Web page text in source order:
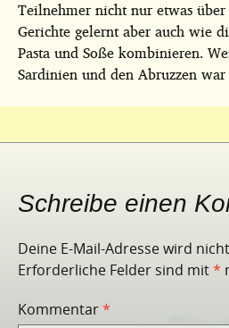
Teilnehmer nicht nur etwas
Gerichte gelernt aber auch wie
Pasta und Soße kombinieren.
Sardinien und den Abruzzen
Schreibe einen
Deine E-Mail-Adresse wird
Erforderliche Felder sind mit*
Kommentar*